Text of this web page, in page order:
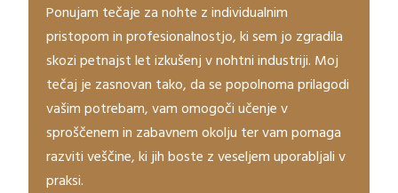
Ponujam tečaje za nohte z individualnim
pristopom in profesionalnostjo, ki sem jo zgradila
skozi petnajst let izkušenj v nohtni industriji. Moj
tečaj je zasnovan tako, da se popolnoma prilagodi
vašim potrebam, vam omogoči učenje v
sproščenem in zabavnem okolju ter vam pomaga
razviti veščine, ki jih boste z veseljem uporabljali v
praksi.